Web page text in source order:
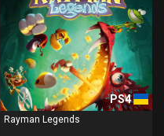
PS4
Rayman Legends